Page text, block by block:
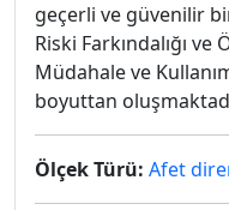
geçerli ve güvenilir
Riski Farkındalığı
Müdahale ve
boyuttan
Ölçek Türü: Afet